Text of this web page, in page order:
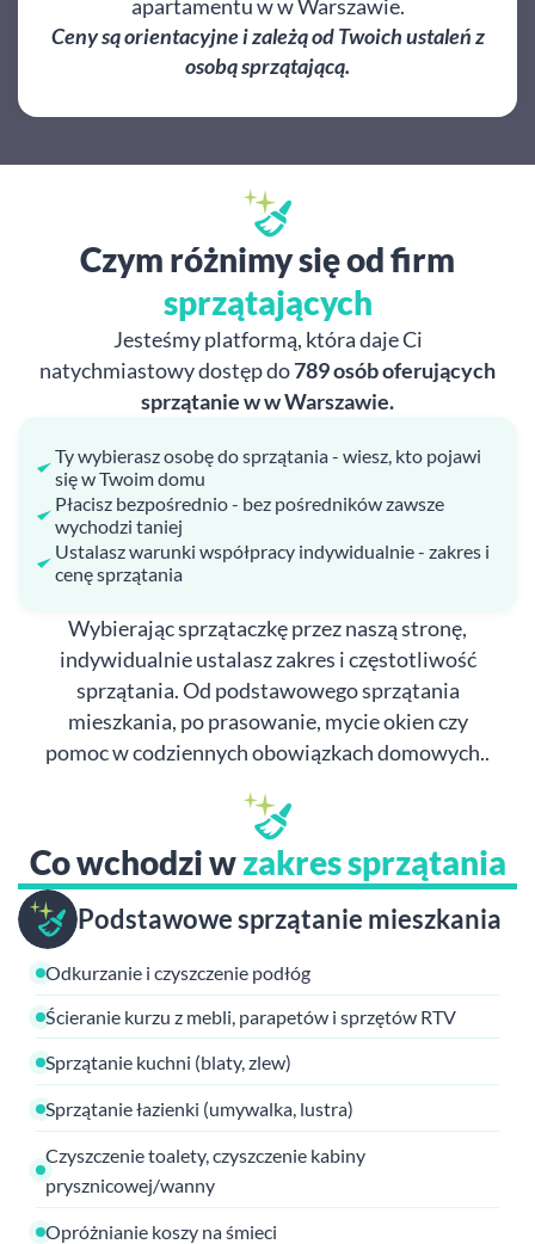
apartamentu w w Warszawie.
Ceny są orientacyjne i zależą od Twoich ustaleń z
osobą sprzątającą.
Czym różnimy się od firm
sprzątających
Jesteśmy platformą, która daje Ci
natychmiastowy dostęp do789 osób oferujących
sprzątanie w w Warszawie.
Ty wybierasz osobę do sprzątania - wiesz, kto pojawi
się w Twoim domu
Płacisz bezpośrednio - bez pośredników zawsze
wychodzi taniej
Ustalasz warunki współpracy indywidualnie - zakres i
cenę sprzątania
Wybierając sprzątaczkę przez naszą stronę,
indywidualnie ustalasz zakres i częstotliwość
sprzątania. Od podstawowego sprzątania
mieszkania, po prasowanie, mycie okien czy
pomoc w codziennych obowiązkach domowych..
Co wchodzi wzakres sprzątania
Podstawowe sprzątanie mieszkania
Odkurzanie i czyszczenie podłóg
Ścieranie kurzu z mebli, parapetów i sprzętów RTV
Sprzątanie kuchni (blaty, zlew)
Sprzątanie łazienki (umywalka, lustra)
Czyszczenie toalety, czyszczenie kabiny
prysznicowej/wanny
Opróżnianie koszy na śmieci